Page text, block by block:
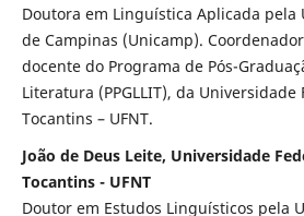
Doutora em Linguística Aplicada pela
de Campinas (Unicamp).
docente do Programa de Pós-
Literatura (PPGLLIT), da
Tocantins – UFNT.
João de Deus Leite, Universidade
Tocantins - UFNT
Doutor em Estudos Linguísticos pela